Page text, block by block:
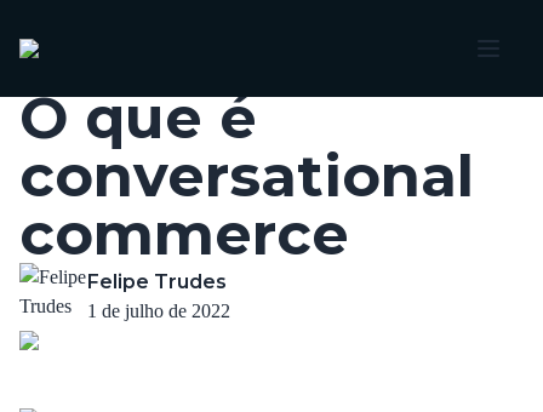
O que é
conversational
commerce
Felipe Trudes
1 de julho de 2022